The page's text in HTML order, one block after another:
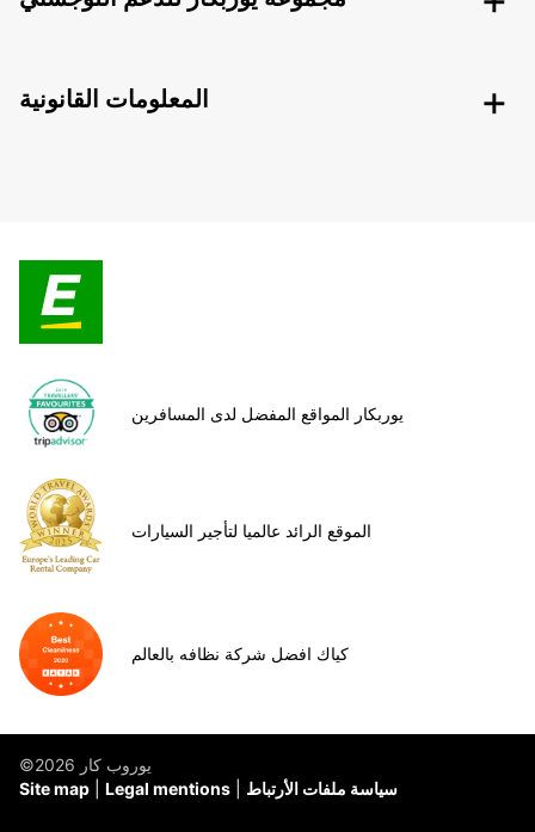
المعلومات القانونية
يوربكار المواقع المفضل لدى المسافرين
الموقع الرائد عالميا لتأجير السيارات
كياك افضل شركة نظافه بالعالم
©يوروب كار 2026
Site map
Legal mentions سياسة ملفات الأرتباط